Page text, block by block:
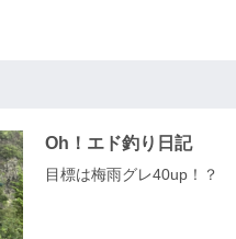
Oh！エド釣り日記
目標は梅雨グレ40up！？